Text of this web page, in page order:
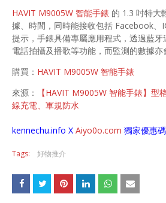
HAVIT M9005W 智能手錶 的 1.3 吋特大
據、時間，同時能接收包括 Facebook、
提示，手錶具備專屬應用程式，透過藍
電話拍攝及播歌等功能，而監測的數據亦
購買： HAVIT M9005W 智能手錶
來源：
【HAVIT M9005W 智能手錶】
線充電、軍規防水
kennechu.info X Aiyo0o.com 獨家優惠
Tags: 好物推介